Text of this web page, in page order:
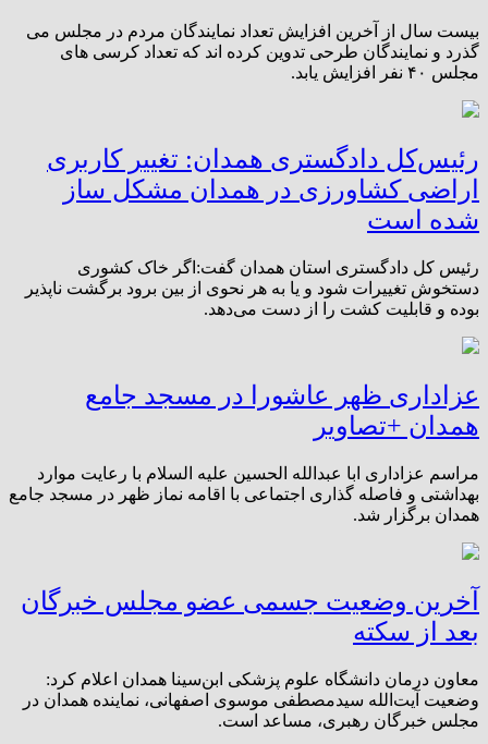
بیست سال از آخرین افزایش تعداد نمایندگان مردم در مجلس می
گذرد و نمایندگان طرحی تدوین کرده اند که تعداد کرسی های
مجلس ۴۰ نفر افزایش یابد.
رئیس‌کل دادگستری همدان: تغییر کاربری
اراضی کشاورزی در همدان مشکل ساز
شده است
رئیس کل دادگستری استان همدان گفت:اگر خاک کشوری
دستخوش تغییرات شود و یا به هر نحوی از بین برود برگشت ناپذیر
بوده و قابلیت کشت را از دست می‌دهد.
عزاداری ظهر عاشورا در مسجد جامع
همدان +تصاویر
مراسم عزاداری ابا عبدالله الحسین علیه السلام با رعایت موارد
بهداشتی و فاصله گذاری اجتماعی با اقامه نماز ظهر در مسجد جامع
همدان برگزار شد.
آخرین وضعیت جسمی عضو مجلس خبرگان
بعد از سکته
معاون درمان دانشگاه علوم پزشکی ابن‌سینا همدان اعلام کرد:
وضعیت آیت‌الله سیدمصطفی موسوی اصفهانی، نماینده همدان در
مجلس خبرگان رهبری، مساعد است.